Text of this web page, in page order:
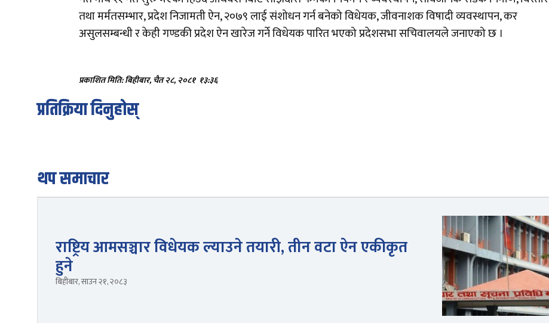
तथा मर्मतसम्भार, प्रदेश निजामती ऐन, २०७९ लाई संशोधन गर्न बनेको विधेयक, जीवनाशक विषादी व्यवस्थापन, कर
असुलसम्बन्धी र केही गण्डकी प्रदेश ऐन खारेज गर्ने विधेयक पारित भएको प्रदेशसभा सचिवालयले जनाएको छ ।
प्रकाशित मिति: बिहीबार, चैत २८, २०८१ १३:३६
प्रतिक्रिया दिनुहोस्
थप समाचार
राष्ट्रिय आमसञ्चार विधेयक ल्याउने तयारी, तीन वटा ऐन एकीकृत
हुने
बिहीबार, साउन २१, २०८३